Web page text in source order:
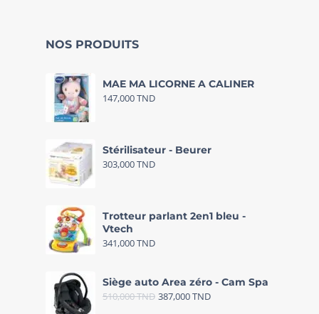
NOS PRODUITS
MAE MA LICORNE A CALINER
147,000TND
Stérilisateur - Beurer
303,000TND
Trotteur parlant 2en1 bleu -
Vtech
341,000TND
Siège auto Area zéro - Cam Spa
510,000TND 387,000TND